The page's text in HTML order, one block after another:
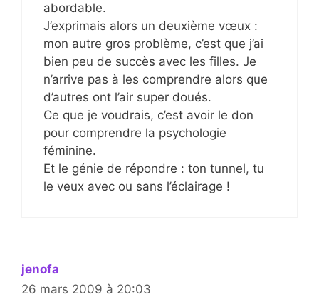
abordable.
J’exprimais alors un deuxième vœux :
mon autre gros problème, c’est que j’ai
bien peu de succès avec les filles. Je
n’arrive pas à les comprendre alors que
d’autres ont l’air super doués.
Ce que je voudrais, c’est avoir le don
pour comprendre la psychologie
féminine.
Et le génie de répondre : ton tunnel, tu
le veux avec ou sans l’éclairage !
jenofa
26 mars 2009 à 20:03